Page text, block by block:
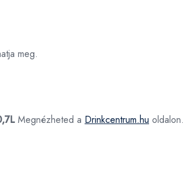
meg.
Megnézheted a Drinkcentrum.hu oldalon.